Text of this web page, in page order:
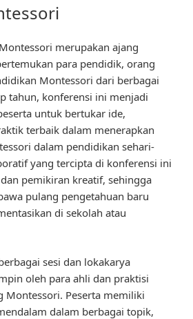
merupakan ajang
para pendidik, orang
Montessori dari berbagai
tahun, konferensi ini menjadi
untuk bertukar ide,
terbaik dalam menerapkan
dalam pendidikan sehari-
yang tercipta di konferensi ini
pemikiran kreatif, sehingga
pulang pengetahuan baru
di sekolah atau
sesi dan lokakarya
oleh para ahli dan praktisi
Montessori. Peserta memiliki
dalam berbagai topik,